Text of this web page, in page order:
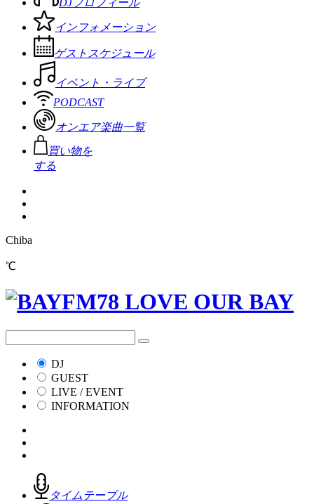
インフォメーション
ゲストスケジュール
イベント・ライブ
PODCAST
オンエア楽曲一覧
買い物を
する
Chiba
℃
DJ
GUEST
LIVE / EVENT
INFORMATION
タイムテーブル